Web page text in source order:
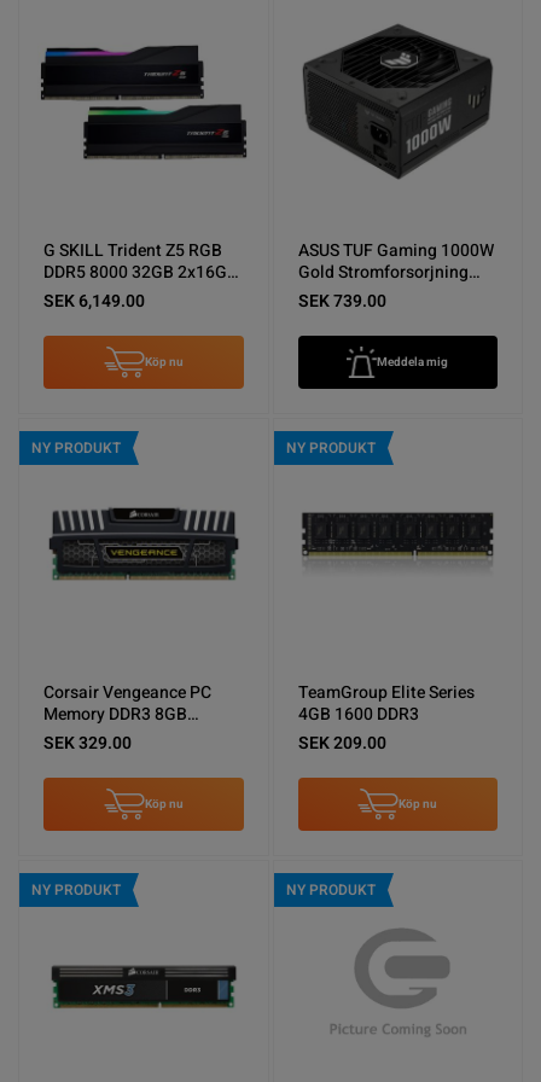
G SKILL Trident Z5 RGB
DDR5 8000 32GB 2x16GB
Svart Nyskick
SEK 6,149.00
Köp nu
ASUS TUF Gaming 1000W
Gold Stromforsorjning
Nyskick
SEK 739.00
Meddela mig
NY PRODUKT
Corsair Vengeance PC
Memory DDR3 8GB
1600MHz
SEK 329.00
Köp nu
NY PRODUKT
TeamGroup Elite Series
4GB 1600 DDR3
SEK 209.00
Köp nu
NY PRODUKT NY PRODUKT